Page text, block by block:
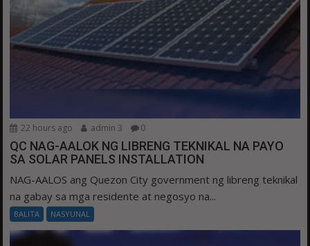
22 hours ago admin 3 0
QC NAG-AALOK NG LIBRENG TEKNIKAL NA PAYO
SA SOLAR PANELS INSTALLATION
NAG-AALOS ang Quezon City government ng libreng teknikal
na gabay sa mga residente at negosyo na...
BALITA NASYUNAL